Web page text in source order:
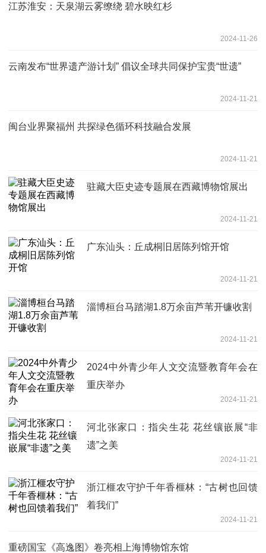
江苏淮安：天泉湖云雾缭绕 碧水映红杉
2024-11-26
云南发布“世界遗产游计划” 倡议全球共同保护宝贵“世遗”
2024-11-21
闽台业界聚福州 共探绿色循环科技融合发展
2024-11-21
驻藏大臣史迹专题展在西藏博物馆展出
2024-11-21
广东汕头：丘成桐旧居陈列馆开馆
2024-11-21
淄博桓台马踏湖1.8万余亩芦苇开镰收割
2024-11-21
2024中外青少年人文交流暨教育年会在
重庆举办
2024-11-21
河北张家口：指尖生花 花丝镶嵌展“非
遗”之美
2024-11-21
浙江榧农守护千年香榧林：“古树也回馈
着我们”
2024-11-21
重磅国宝《高逸图》卷亮相上海博物馆东馆